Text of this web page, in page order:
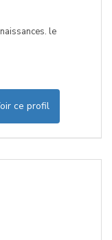
le
ce profil